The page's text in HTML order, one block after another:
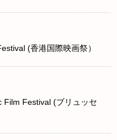
(香港国際映画祭）
Festival (ブリュッセ